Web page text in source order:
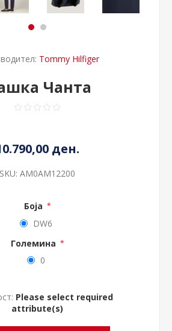
Tommy Hilfiger
Чанта
ден.
SKU: AM0AM12200
Боја *
DW6
Големина *
0
Please select required
attribute(s)